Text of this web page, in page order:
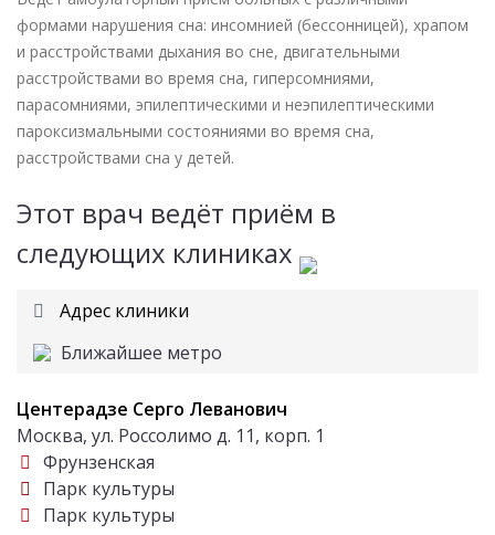
формами нарушения сна: инсомнией (бессонницей), храпом
и расстройствами дыхания во сне, двигательными
расстройствами во время сна, гиперсомниями,
парасомниями, эпилептическими и неэпилептическими
пароксизмальными состояниями во время сна,
расстройствами сна у детей.
Этот врач ведёт приём в
следующих клиниках
Адрес клиники
Ближайшее метро
Центерадзе Серго Леванович
Москва, ул. Россолимо д. 11, корп. 1
Фрунзенская
Парк культуры
Парк культуры